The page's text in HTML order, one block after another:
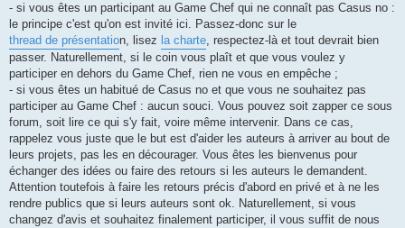
- si vous êtes un participant au Game Chef qui ne connaît pas Casus no :
le principe c'est qu'on est invité ici. Passez-donc sur le
thread de présentation, lisez la charte, respectez-là et tout devrait bien
passer. Naturellement, si le coin vous plaît et que vous voulez y
participer en dehors du Game Chef, rien ne vous en empêche ;
- si vous êtes un habitué de Casus no et que vous ne souhaitez pas
participer au Game Chef : aucun souci. Vous pouvez soit zapper ce sous
forum, soit lire ce qui s'y fait, voire même intervenir. Dans ce cas,
rappelez vous juste que le but est d'aider les auteurs à arriver au bout de
leurs projets, pas les en décourager. Vous êtes les bienvenus pour
échanger des idées ou faire des retours si les auteurs le demandent.
Attention toutefois à faire les retours précis d'abord en privé et à ne les
rendre publics que si leurs auteurs sont ok. Naturellement, si vous
changez d'avis et souhaitez finalement participer, il vous suffit de nous